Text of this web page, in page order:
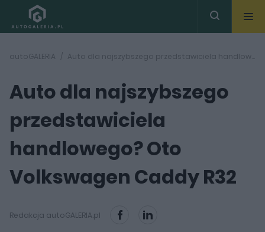
autoGALERIA Auto dla najszybszego przedstawiciela handlowego? Oto Volkswagen Caddy R32
Auto dla najszybszego
przedstawiciela
handlowego? Oto
Volkswagen Caddy R32
Redakcja autoGALERIA.pl